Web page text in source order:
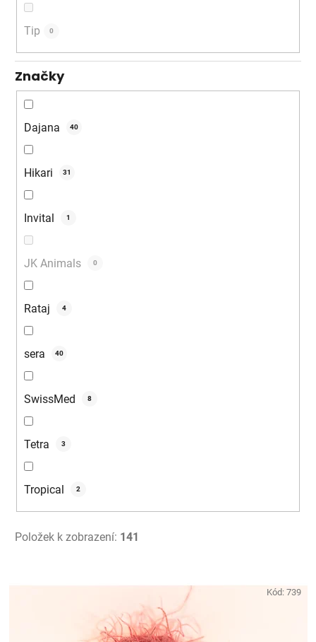
Tip 0
Značky
Dajana 40
Hikari 31
Invital 1
JK Animals 0
Rataj 4
sera 40
SwissMed 8
Tetra 3
Tropical 2
Položek k zobrazení: 141
Kód: 739